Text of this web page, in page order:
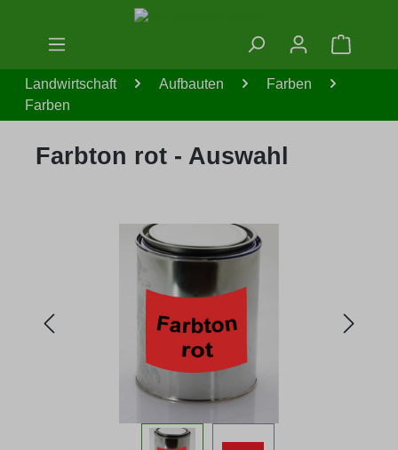
Zum Hauptinhalt springen
Landwirtschaft Aufbauten
Farben
Farben
Farbton rot - Auswahl
Bildergalerie überspringen